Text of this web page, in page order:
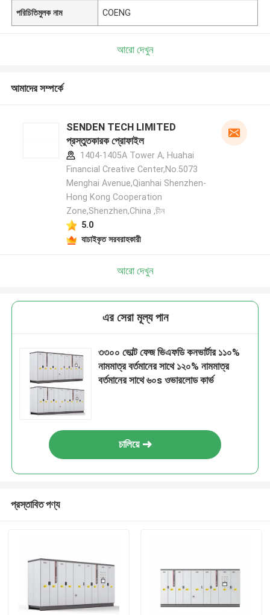
পরিচিতিমুলক নাম COENG
আরো দেখুন
আমাদের সম্পর্কে
SENDEN TECH LIMITED
প্রস্তুতকারক প্রোফাইল
1404-1405A Tower A, Huahai
Financial Creative Center,No.5073
Menghai Avenue,Qianhai Shenzhen-
Hong Kong Cooperation
Zone,Shenzhen,China ,চীন
5.0
যাচাইকৃত সরবরাহকারী
আরো দেখুন
এর সেরা মূল্য পান
৩৩০০ ভোল্ট ফেজ ভিএফডি কনভার্টার ১১০%
নামমাত্র বর্তমানের সাথে ১২০% নামমাত্র
বর্তমানের সাথে ৬০s ওভারলোড কার্ভ
চালিয়ে
প্রস্তাবিত পণ্য